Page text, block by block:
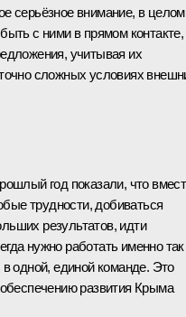
серьёзное внимание, в целом
с ними в прямом контакте,
учитывая их
сложных условиях
год показали, что
трудности, добиваться
результатов, идти
нужно работать именно
одной, единой команде. Это
развития Крыма